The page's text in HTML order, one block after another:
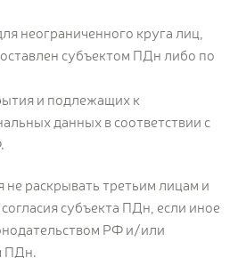
неограниченного круга лиц,
субъектом ПДн либо по
и подлежащих к
данных в соответствии с
не раскрывать третьим лицам и
субъекта ПДн, если иное
РФ и/или
ПДн.